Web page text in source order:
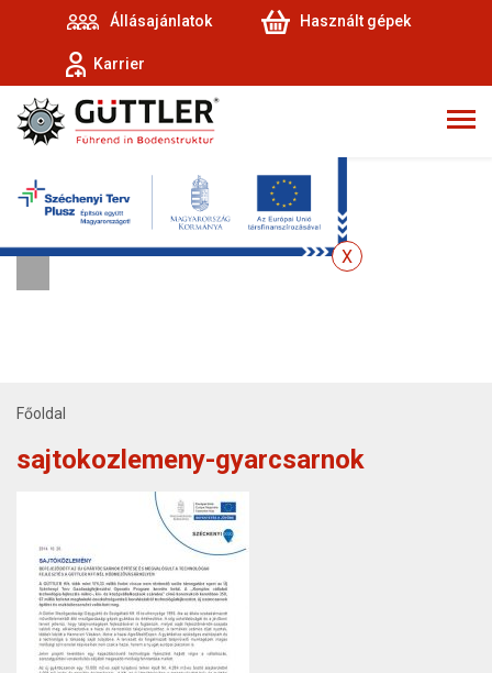
Állásajánlatok Használt gépek
Karrier
Főoldal
sajtokozlemeny-gyarcsarnok